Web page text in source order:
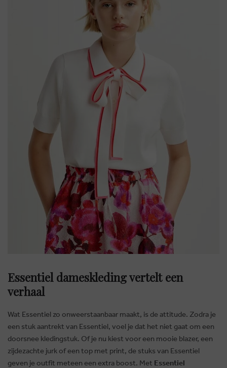
Essentiel dameskleding vertelt een
verhaal
Wat Essentiel zo onweerstaanbaar maakt, is de attitude. Zodra je
een stuk aantrekt van Essentiel, voel je dat het niet gaat om een
doorsnee kledingstuk. Of je nu kiest voor een mooie blazer, een
zijdezachte jurk of een top met print, de stuks van Essentiel
geven je outfit meteen een extra boost. Met Essentiel